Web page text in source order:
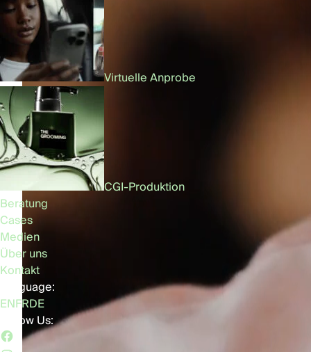
Virtuelle Anprobe
CGI-Produktion
Beratung
Cases
Medien
Über uns
Kontakt
Language:
ENFRDE
Follow Us: